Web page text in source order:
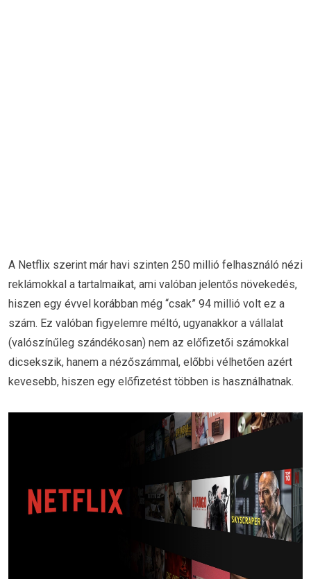
A Netflix szerint már havi szinten 250 millió felhasználó nézi
reklámokkal a tartalmaikat, ami valóban jelentős növekedés,
hiszen egy évvel korábban még “csak” 94 millió volt ez a
szám. Ez valóban figyelemre méltó, ugyanakkor a vállalat
(valószínűleg szándékosan) nem az előfizetői számokkal
dicsekszik, hanem a nézőszámmal, előbbi vélhetően azért
kevesebb, hiszen egy előfizetést többen is használhatnak.